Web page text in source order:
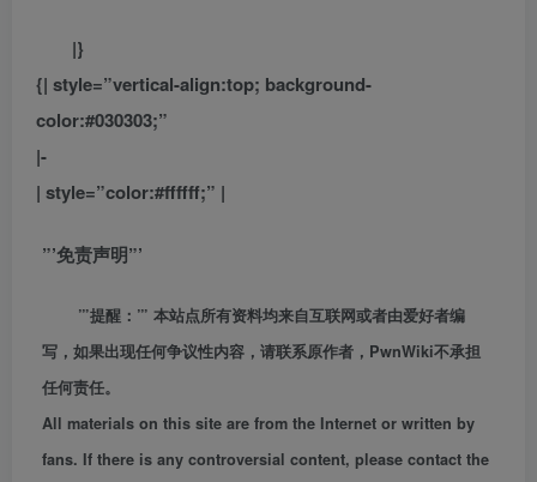
|}
{| style=”vertical-align:top; background-
color:#030303;”
|-
| style=”color:#ffffff;” |
”’免责声明”’
”’提醒：”’ 本站点所有资料均来自互联网或者由爱好者编
写，如果出现任何争议性内容，请联系原作者，PwnWiki不承担
任何责任。
All materials on this site are from the Internet or written by
fans. If there is any controversial content, please contact the